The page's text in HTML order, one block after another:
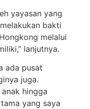
yayasan yang
bakti
melalui
lanjutnya.
ada pusat
juga.
hingga
yang saya